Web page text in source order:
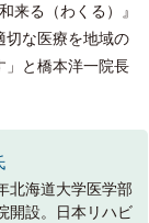
来る（わくる）』
切な医療を地域の
」と橋本洋一院長
北海道大学医学部
開設。日本リハビ